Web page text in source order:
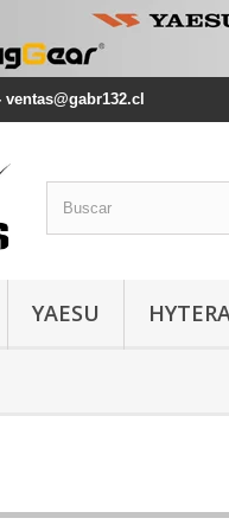
ventas@gabr132.cl
YAESU